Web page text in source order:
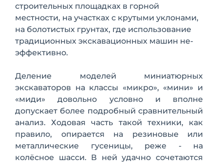
строительных площадках в горной
местности, на участках с крутыми уклонами,
на бо­лотистых грунтах, где ис­пользование
традиционных экскавационных машин не­
эффективно.
Деление моделей миниатюрных
экскаваторов на классы «микро», «мини» и
«миди» довольно условно и вполне
допускает более подробный сравнительный
анализ. Ходовая часть такой техники, как
правило, опира­ется на резиновые или
металлические гу­сеницы, реже - на
колёсное шасси. В ней удачно сочетаются